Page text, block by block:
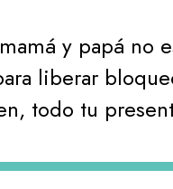
y papá no
liberar
todo tu